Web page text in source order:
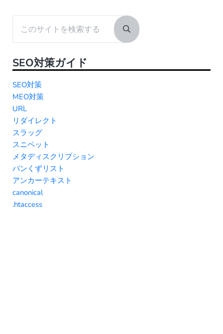
Sidebar
Submit search
SEO対策ガイド
SEO対策
MEO対策
URL
リダイレクト
スラッグ
スニペット
メタディスクリプション
パンくずリスト
アンカーテキスト
canonical
.htaccess